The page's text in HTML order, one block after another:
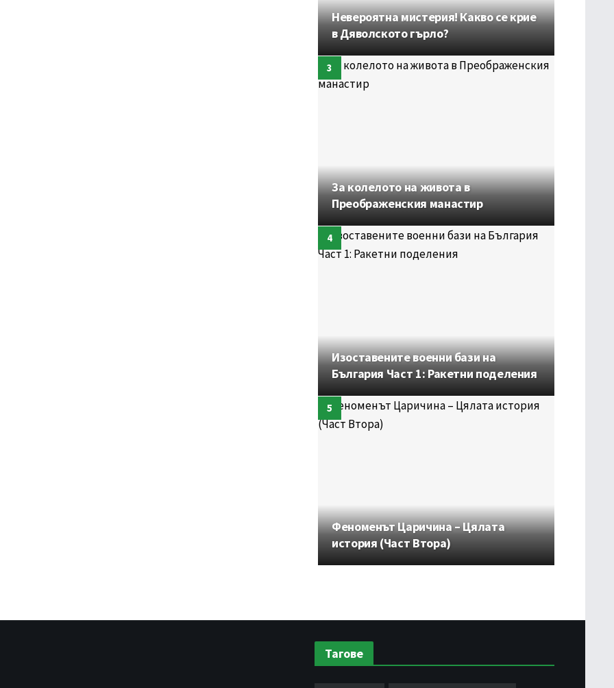
Невероятна мистерия! Какво се крие
в Дяволското гърло?
За колелото на живота в
Преображенския манастир
Изоставените военни бази на
България Част 1: Ракетни поделения
Феноменът Царичина – Цялата
история (Част Втора)
Тагове